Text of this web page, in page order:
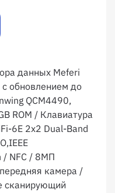
данных Meferi
обновлением до
QCM4490,
ROM / Клавиатура
6E 2x2 Dual-Band
/ NFC / 8МП
камера /
сканирующий